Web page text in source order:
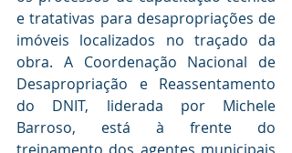
e tratativas para desapropriações de
imóveis localizados no traçado da
obra. A Coordenação Nacional de
Desapropriação e Reassentamento
do DNIT, liderada por Michele
Barroso, está à frente do